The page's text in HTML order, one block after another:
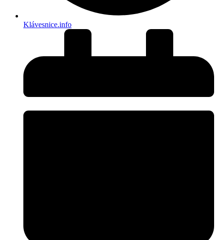
Klávesnice.info